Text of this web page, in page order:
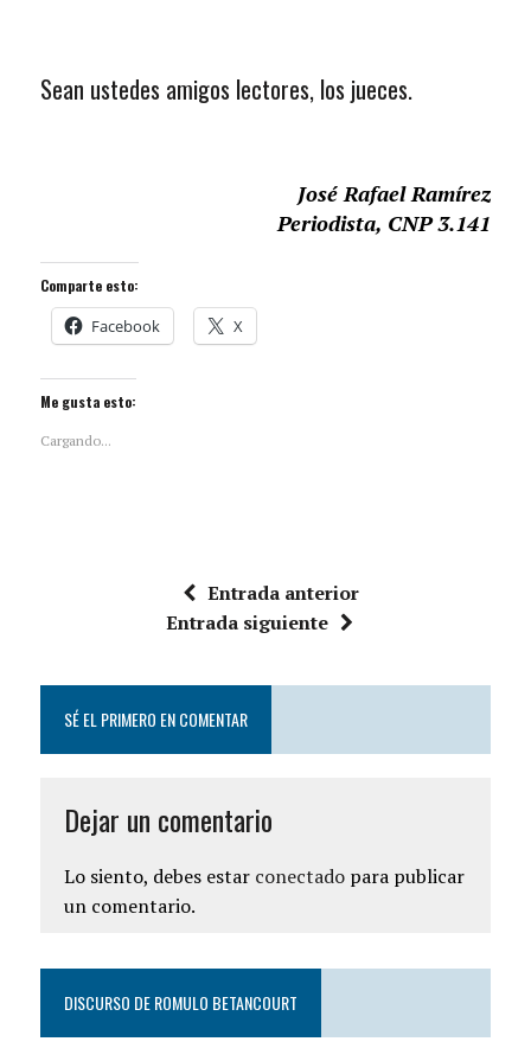
Sean ustedes amigos lectores, los jueces.
José Rafael Ramírez
Periodista, CNP 3.141
Comparte esto:
Facebook X
Me gusta esto:
Cargando...
Entrada anterior
Entrada siguiente
SÉ EL PRIMERO EN COMENTAR
Dejar un comentario
Lo siento, debes estar conectadopara publicar
un comentario.
DISCURSO DE ROMULO BETANCOURT